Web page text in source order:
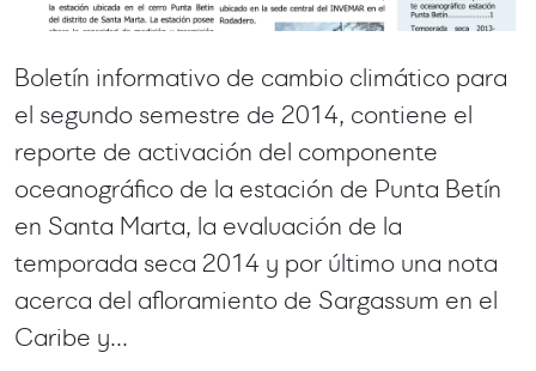
Boletín informativo de cambio climático para
el segundo semestre de 2014, contiene el
reporte de activación del componente
oceanográfico de la estación de Punta Betín
en Santa Marta, la evaluación de la
temporada seca 2014 y por último una nota
acerca del afloramiento de Sargassum en el
Caribe y...